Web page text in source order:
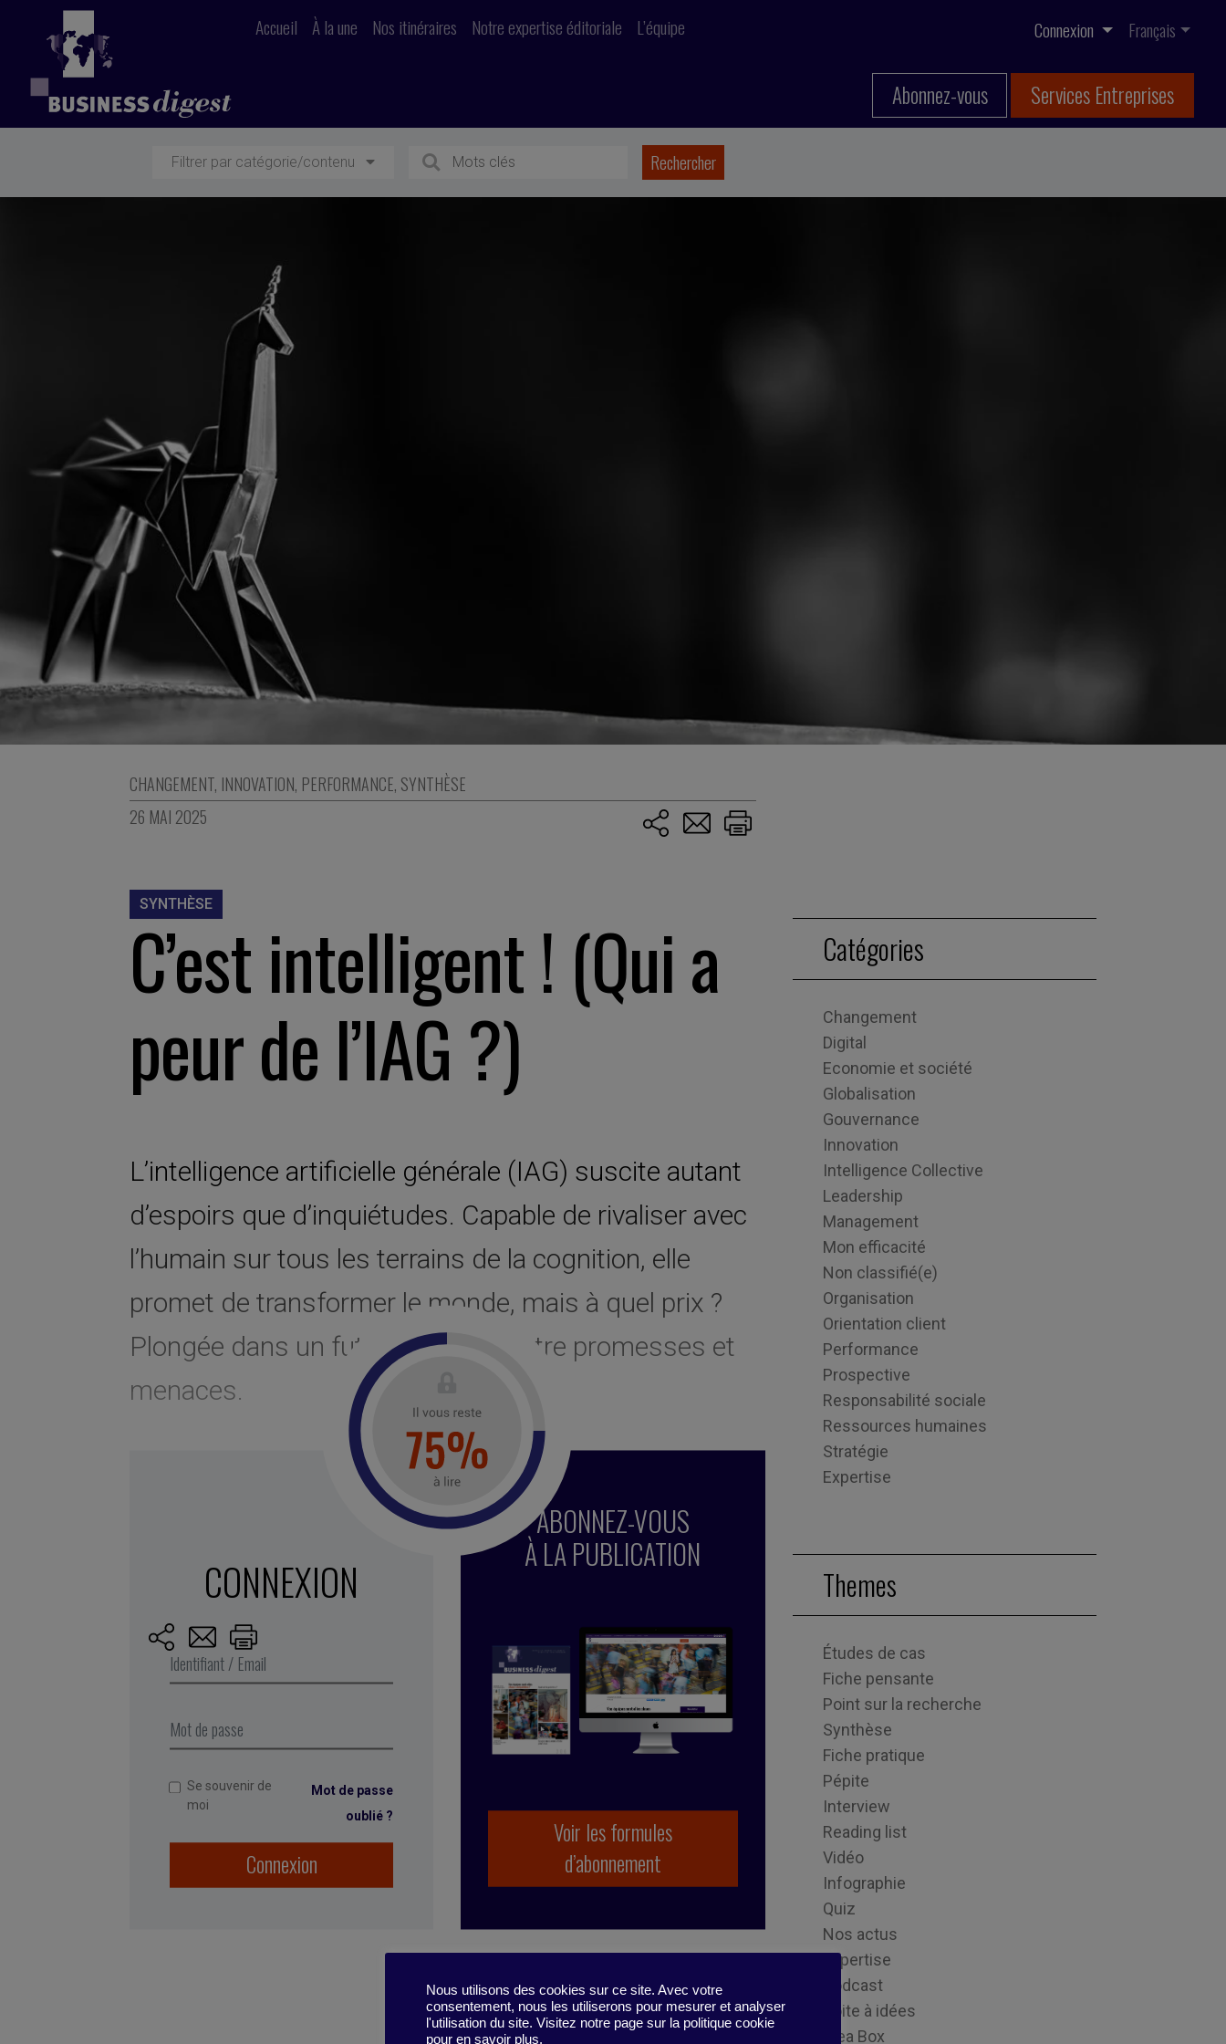
Accueil À la une Nos itinéraires Notre expertise éditoriale L’équipe Connexion Français
Abonnez-vous Services Entreprises
Filtrer par catégorie/contenu
CHANGEMENT, INNOVATION, PERFORMANCE, SYNTHÈSE
26 MAI 2025
SYNTHÈSE
C’est intelligent ! (Qui a
peur de l’IAG ?)
L’intelligence artificielle générale (IAG) suscite autant
d’espoirs que d’inquiétudes. Capable de rivaliser avec
l’humain sur tous les terrains de la cognition, elle
promet de transformer le monde, mais à quel prix ?
Plongée dans un futur incertain, entre promesses et
menaces.
CONNEXION
Se souvenir de
moi
Mot de passe
oublié ?
Connexion
ABONNEZ-VOUS
À LA PUBLICATION
Voir les formules
d’abonnement
apprentissage intelligent futur incertain
Intelligence artificielle générative,compétences, nouvelle
résolution de problèmes, conscience ,environnement
She spent 12 years in industry, working for Bolloré Technologies,
among others. She co-founded Business Digest in 1992 and has been
running the company since 1998. And she took the Internet plunge in
1996, even before coming on board as part of the BD team.
Catégories
Changement
Digital
Economie et société
Globalisation
Gouvernance
Innovation
Intelligence Collective
Leadership
Management
Mon efficacité
Non classifié(e)
Organisation
Orientation client
Performance
Prospective
Responsabilité sociale
Ressources humaines
Stratégie
Expertise
Themes
Études de cas
Fiche pensante
Point sur la recherche
Synthèse
Fiche pratique
Pépite
Interview
Reading list
Vidéo
Infographie
Quiz
Nos actus
Expertise
Podcast
Boite à idées
Idea Box
Nous utilisons des cookies sur ce site. Avec votre
consentement, nous les utiliserons pour mesurer et analyser
l'utilisation du site. Visitez notre page sur la politique cookie
pour en savoir plus.